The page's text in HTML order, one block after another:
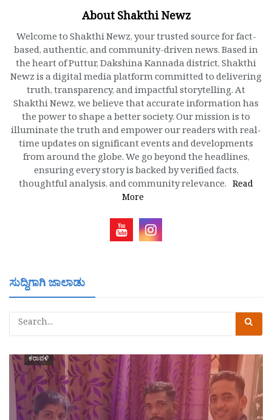
About Shakthi Newz
Welcome to Shakthi Newz, your trusted source for fact-
based, authentic, and community-driven news. Based in
the heart of Puttur, Dakshina Kannada district, Shakthi
Newz is a digital media platform committed to delivering
truth, transparency, and impactful storytelling. At
Shakthi Newz, we believe that accurate information has
the power to shape a better society. Our mission is to
illuminate the truth and empower our readers with real-
time updates on significant events and developments
from around the globe. We go beyond the headlines,
ensuring every story is backed by verified facts,
thoughtful analysis, and community relevance. Read
More
ಸುದ್ದಿಗಾಗಿ ಜಾಲಾಡು
ಕರಾವಳಿ